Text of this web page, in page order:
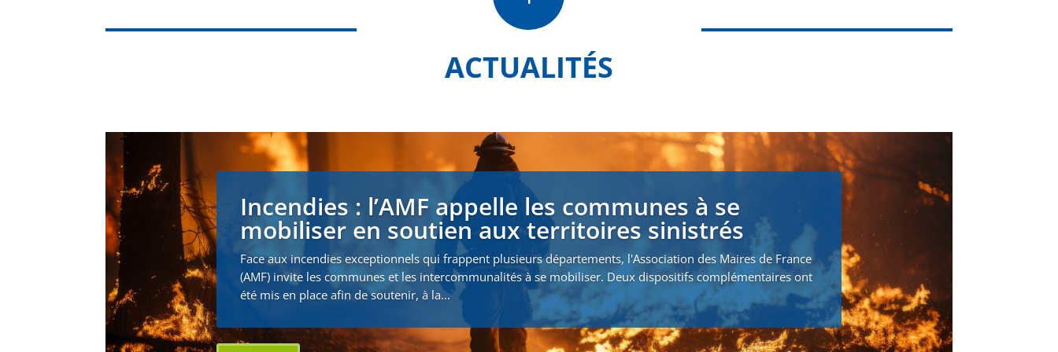
ACTUALITÉS
Incendies : l’AMF appelle les communes à se
mobiliser en soutien aux territoires sinistrés
Face aux incendies exceptionnels qui frappent plusieurs départements, l'Association des Maires de France
(AMF) invite les communes et les intercommunalités à se mobiliser. Deux dispositifs complémentaires ont
été mis en place afin de soutenir, à la...